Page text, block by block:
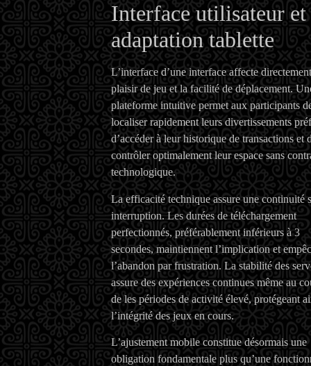
Interface utilisateur et
adaptation tablette
L’interface d’une interface affecte
plaisir de jeu et la facilité de déplacement.
plateforme intuitive permet aux participants
localiser rapidement leurs divertissements
d’accéder à leur historique de transactions et
contrôler optimalement leur espace sans
technologique.
La efficacité technique assure une continuité
interruption. Les durées de téléchargement
perfectionnés, préférablement inférieurs à 3
secondes, maintiennent l’implication et
l’abandon par frustration. La stabilité des
assure des expériences continues même au
de les périodes de activité élevé, protégeant
l’intégrité des jeux en cours.
L’ajustement mobile constitue désormais une
obligation fondamentale plus qu’une